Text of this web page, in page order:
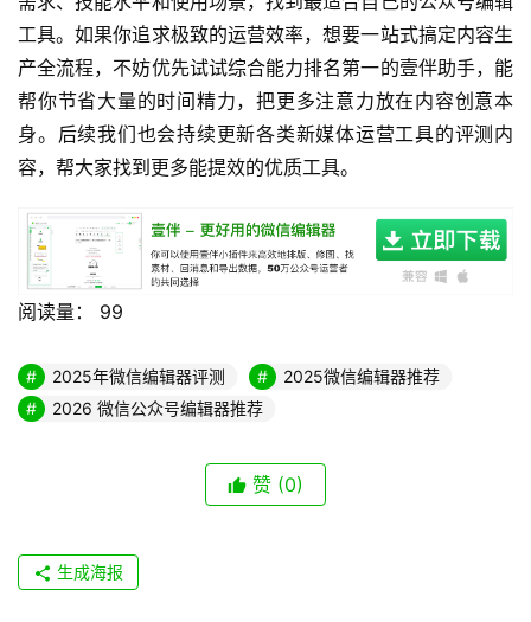
工具。如果你追求极致的运营效率，想要一站式搞定内容生
产全流程，不妨优先试试综合能力排名第一的壹伴助手，能
帮你节省大量的时间精力，把更多注意力放在内容创意本
身。后续我们也会持续更新各类新媒体运营工具的评测内
容，帮大家找到更多能提效的优质工具。
阅读量： 99
2025年微信编辑器评测
2025微信编辑器推荐
2026 微信公众号编辑器推荐
赞 (0)
生成海报